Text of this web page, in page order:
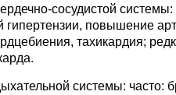
сосудистой
гипертензии, повышение
тахикардия;
системы: часто: